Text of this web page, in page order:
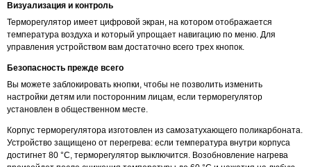
Визуализация и контроль
Терморегулятор имеет цифровой экран, на котором отображается
температура воздуха и который упрощает навигацию по меню. Для
управления устройством вам достаточно всего трех кнопок.
Безопасность прежде всего
Вы можете заблокировать кнопки, чтобы не позволить изменить
настройки детям или посторонним лицам, если терморегулятор
установлен в общественном месте.
Корпус терморегулятора изготовлен из самозатухающего поликарбоната.
Устройство защищено от перегрева: если температура внутри корпуса
достигнет 80 °С, терморегулятор выключится. Возобновление нагрева